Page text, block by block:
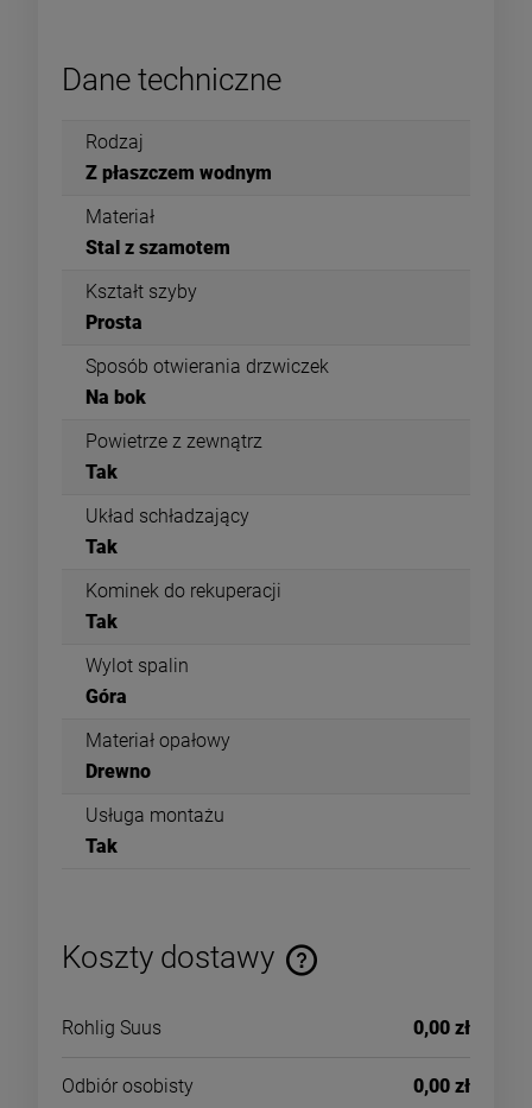
Dane techniczne
Rodzaj
Z płaszczem wodnym
Materiał
Stal z szamotem
Kształt szyby
Prosta
Sposób otwierania drzwiczek
Na bok
Powietrze z zewnątrz
Tak
Układ schładzający
Tak
Kominek do rekuperacji
Tak
Wylot spalin
Góra
Materiał opałowy
Drewno
Usługa montażu
Tak
Koszty dostawy
Rohlig Suus 0,00 zł
Odbiór osobisty 0,00 zł